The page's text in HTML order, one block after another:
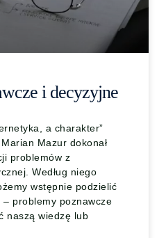
i decyzyjne
a charakter”
Mazur dokonał
problemów z
Według niego
wstępnie podzielić
problemy poznawcze
naszą wiedzę lub